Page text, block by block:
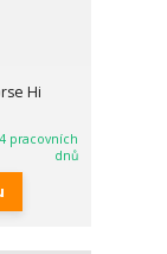
Hi
pracovních
dnů